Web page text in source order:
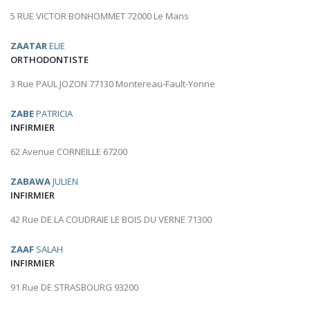
5 RUE VICTOR BONHOMMET 72000 Le Mans
ZAATARELIE
ORTHODONTISTE
3 Rue PAUL JOZON 77130 Montereau-Fault-Yonne
ZABEPATRICIA
INFIRMIER
62 Avenue CORNEILLE 67200
ZABAWAJULIEN
INFIRMIER
42 Rue DE LA COUDRAIE LE BOIS DU VERNE 71300
ZAAF SALAH
INFIRMIER
91 Rue DE STRASBOURG 93200